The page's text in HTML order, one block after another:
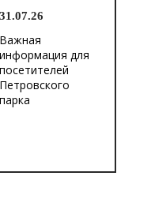
31.07.26
Важная
информация для
посетителей
Петровского
парка